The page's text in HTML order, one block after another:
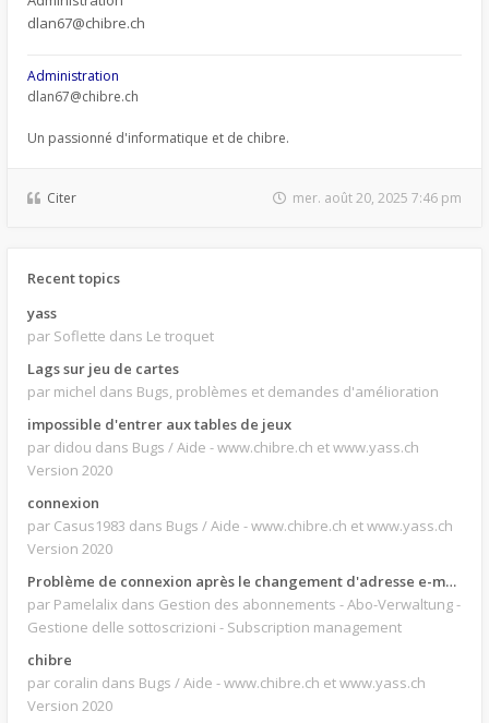
dlan67@chibre.ch
Administration
dlan67@chibre.ch
Un passionné d'informatique et de chibre.
Citer mer. août 20, 2025 7:46 pm
Recent topics
yass
par Soflette dans Le troquet
Lags sur jeu de cartes
par michel dans Bugs, problèmes et demandes d'amélioration
impossible d'entrer aux tables de jeux
par didou dans Bugs / Aide - www.chibre.ch et www.yass.ch
Version 2020
connexion
par Casus1983 dans Bugs / Aide - www.chibre.ch et www.yass.ch
Version 2020
Problème de connexion après le changement d'adresse e-mail.
par Pamelalix dans Gestion des abonnements - Abo-Verwaltung -
Gestione delle sottoscrizioni - Subscription management
chibre
par coralin dans Bugs / Aide - www.chibre.ch et www.yass.ch
Version 2020